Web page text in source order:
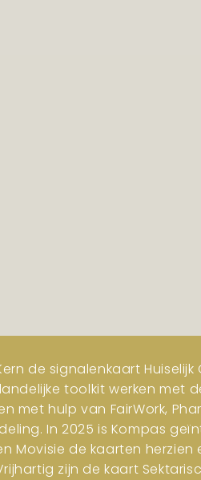
de signalenkaart
toolkit werken met
met hulp van FairWork,
In 2025 is Kompas
Movisie de kaarten
zijn de kaart